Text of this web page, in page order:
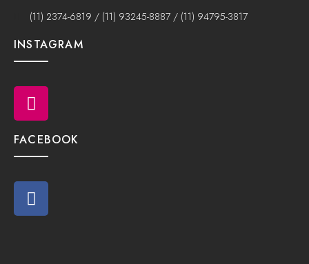
(11) 2374-6819 / (11) 93245-8887 / (11) 94795-3817
INSTAGRAM
FACEBOOK